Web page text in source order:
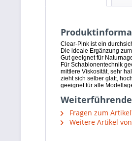
Clear-Pink ist ein
Die ideale Ergänzung
Gut geeignet für
Für Schablonentechnik
mittlere Viskosität, sehr
zieht sich selber glatt,
geeignet für alle
Weiterführende
Fragen zum
Weitere Artikel von